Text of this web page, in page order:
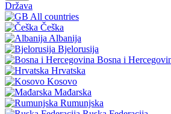
Država
All countries
Češka
Albanija
Bjelorusija
Bosna i
Hrvatska
Kosovo
Mađarska
Rumunjska